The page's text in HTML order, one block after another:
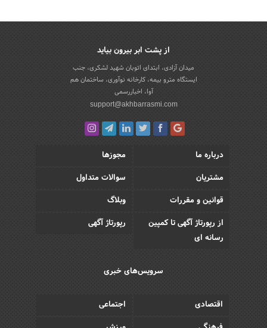
از پشت ابر بیرون بیاید
میدان آزادی، ابتدای اتوبان شهید لشکری، جنب
ایستگاه مترو بیمه، کارخانه نوآوری، ساختمان هم
آوا، اخباررسمی
support@akhbarrasmi.com
درباره ما
مجوزها
مشتریان
سوالات متداول
قوانین و مقررات
وبلاگ
از رپورتاژ آگهی تا کمپین
رسانه ای
رپورتاژ آگهی
سرویس‌های خبری
اقتصادی
اجتماعی